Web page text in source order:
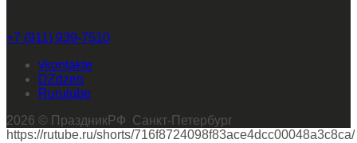
+7 (911) 939-7510
vkontakte
dzen
rutube
2026 © ПраздникРФ Санкт-Петербург
https://rutube.ru/shorts/716f8724098f83ace4dcc00048a3c8ca/